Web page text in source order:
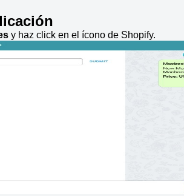
y haz click en el ícono de Shopify.